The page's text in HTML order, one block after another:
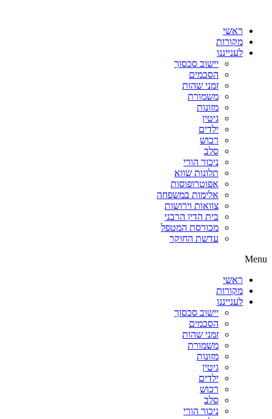
ראשי
מקורות
לענייננו
יישוב סכסוך
הסכמים
זמני שהות
משמורת
מזונות
גיטין
ילדים
רכוש
סלב
ניכור הורי
תלונות שווא
אפוטרופוסות
אלימות במשפחה
צוואות וירושות
בית הדין הרבני
מכורסת המטפל
עדשת החוקר
Menu
ראשי
מקורות
לענייננו
יישוב סכסוך
הסכמים
זמני שהות
משמורת
מזונות
גיטין
ילדים
רכוש
סלב
ניכור הורי